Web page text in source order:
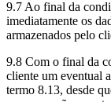
9.7 Ao final da
imediatamente os
armazenados pelo
9.8 Com o final da
cliente um eventual
termo 8.13, desde